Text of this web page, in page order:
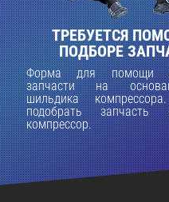
ТРЕБУЕТСЯ
ПОДБОРЕ
Форма для помощи
запчасти на
шильдика
подобрать
компрессор.